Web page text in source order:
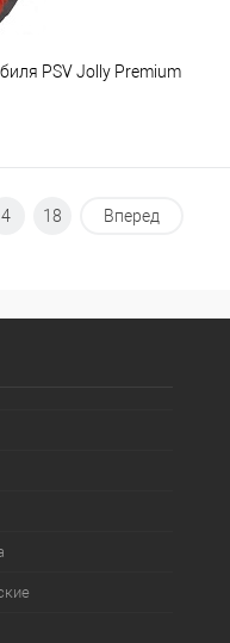
PSV Jolly Premium
4 18 Вперед